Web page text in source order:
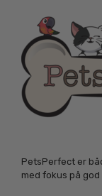
PetsPerfect er
med fokus på god